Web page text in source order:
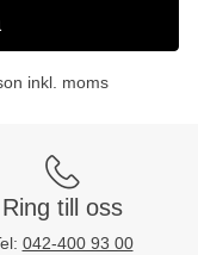
inkl. moms
Ring till oss
042-400 93 00